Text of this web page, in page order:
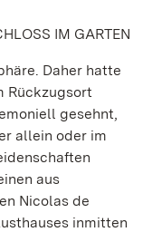
IM GARTEN
Daher hatte
Rückzugsort
gesehnt,
allein oder im
aus
Nicolas de
inmitten